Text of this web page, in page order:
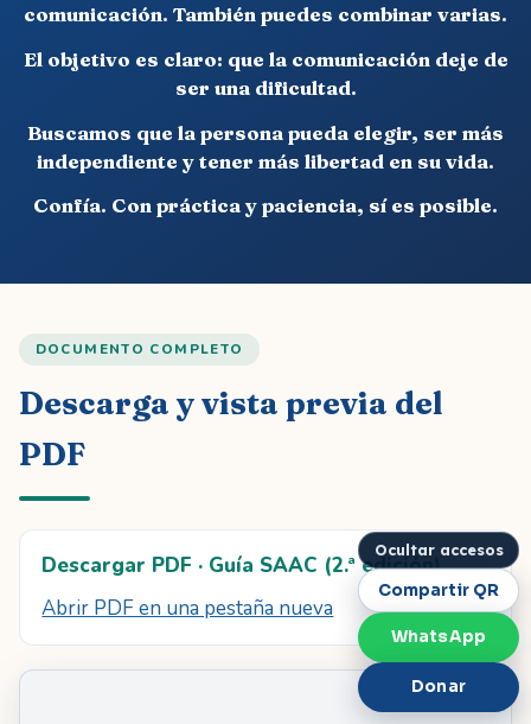
comunicación. También puedes combinar varias.
El objetivo es claro: que la comunicación deje de
ser una dificultad.
Buscamos que la persona pueda elegir, ser más
independiente y tener más libertad en su vida.
Confía. Con práctica y paciencia, sí es posible.
DOCUMENTO COMPLETO
Descarga y vista previa del
PDF
Descargar PDF · Guía SAAC (2.ª edición)
Abrir PDF en una pestaña nueva
Ocultar accesos
Compartir QR
WhatsApp
Donar